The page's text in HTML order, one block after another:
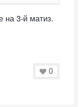
на 3-й матиз.
0